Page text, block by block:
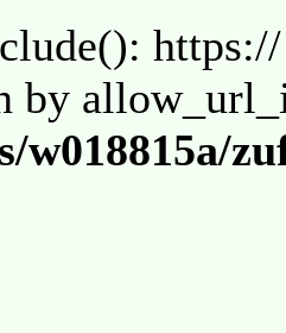
by
w018815a/